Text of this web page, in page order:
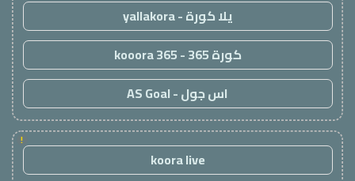
يلا كورة - yallakora
كورة 365 - kooora 365
اس جول - AS Goal
!
koora live